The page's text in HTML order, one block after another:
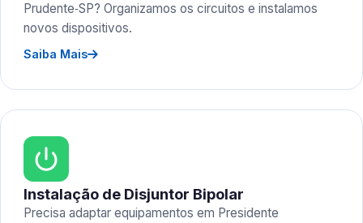
Prudente‑SP? Organizamos os circuitos e instalamos
novos dispositivos.
Saiba Mais
Instalação de Disjuntor Bipolar
Precisa adaptar equipamentos em Presidente